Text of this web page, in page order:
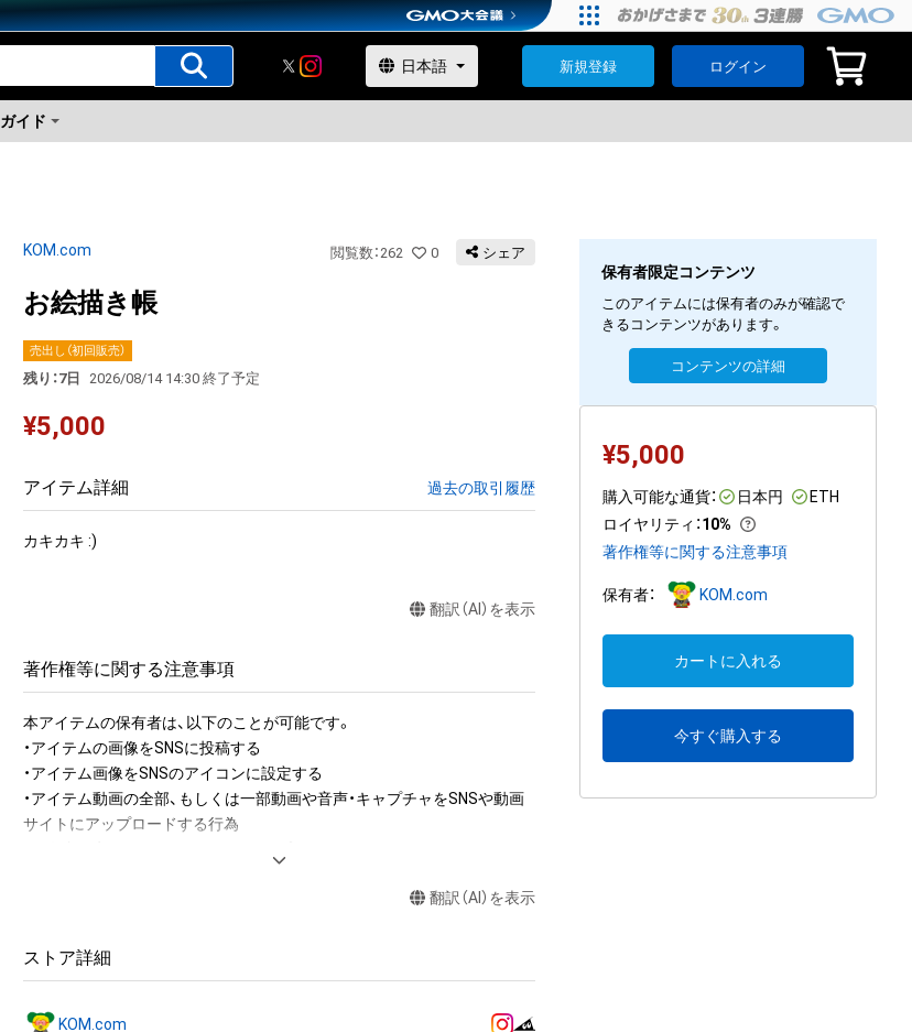
新規登録 ログイン
ガイド
KOM.com 閲覧数 ： 262 0 シェア
お絵描き帳
売出し（初回販売）
残り：7日 2026/08/14 14:30 終了予定
¥5,000
アイテム詳細 過去の取引履歴
カキカキ :)
翻訳（AI）を表示
著作権等に関する注意事項
本アイテムの保有者は、以下のことが可能です。
・アイテムの画像をSNSに投稿する
・アイテム画像をSNSのアイコンに設定する
・アイテム動画の全部、もしくは一部動画や音声・キャプチャをSNSや動画
サイトにアップロードする行為
・アイテムの画像を使用してメッセージカードを制作し友達に送る
アイテムに関する注意事項
用新案権、商標権、意匠権その他の知的財産権(それらの権利を取得し、又は
翻訳（AI）を表示
ストア詳細
KOM.com
保有者限定コンテンツ
このアイテムには保有者のみが確認で
きるコンテンツがあります。
コンテンツの詳細
¥5,000
購入可能な通貨： 日本円
ETH
ロイヤリティ ：10%
著作権等に関する注意事項
保有者： KOM.com
カートに入れる
今すぐ購入する